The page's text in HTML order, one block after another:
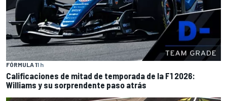
FÓRMULA 11 h
Calificaciones de mitad de temporada de la F1 2026:
Williams y su sorprendente paso atrás